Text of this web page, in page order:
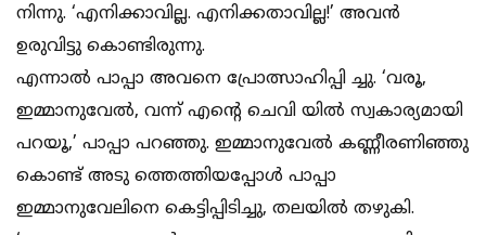
നിന്നു. ‘എനിക്കാവില്ല. എനിക്കതാവില്ല!’ അവന്‍
ഉരുവിട്ടു കൊണ്ടിരുന്നു.
എന്നാല്‍ പാപ്പാ അവനെ പ്രോത്സാഹിപ്പി ച്ചു. ‘വരൂ,
ഇമ്മാനുവേല്‍, വന്ന് എന്റെ ചെവി യില്‍ സ്വകാര്യമായി
പറയൂ,’ പാപ്പാ പറഞ്ഞു. ഇമ്മാനുവേല്‍ കണ്ണീരണിഞ്ഞു
കൊണ്ട് അടു ത്തെത്തിയപ്പോള്‍ പാപ്പാ
ഇമ്മാനുവേലിനെ കെട്ടിപ്പിടിച്ചു, തലയില്‍ തഴുകി.